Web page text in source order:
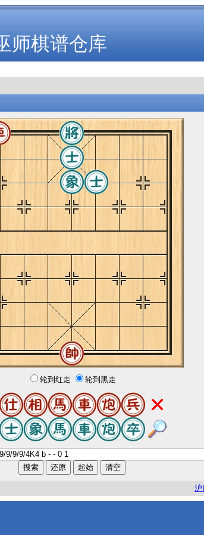
师棋谱仓库
轮到红走 轮到黑走
沪